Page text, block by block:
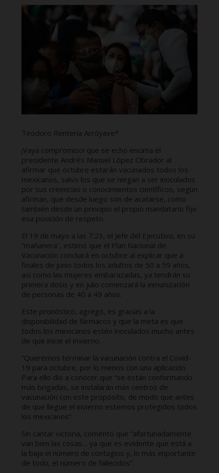
Teodoro Rentería Arróyave*
¡Vaya compromiso! que se echó encima el
presidente Andrés Manuel López Obrador al
afirmar que octubre estarán vacunados todos los
mexicanos, salvo los que se niegan a ser inoculados
por sus creencias o conocimientos científicos, según
afirman, que desde luego son de acatarse, como
también desde un principio el propio mandatario fijo
esa posición de respeto.
El 19 de mayo a las 7:23, el Jefe del Ejecutivo, en su
“mañanera”, estimó que el Plan Nacional de
Vacunación concluirá en octubre al explicar que a
finales de junio todos los adultos de 50 a 59 años,
así como las mujeres embarazadas, ya tendrán su
primera dosis y en julio comenzará la inmunización
de personas de 40 a 49 años.
Este pronóstico, agregó, es gracias a la
disponibilidad de fármacos y que la meta es que
todos los mexicanos estén inoculados mucho antes
de que inicie el invierno.
“Queremos terminar la vacunación contra el Covid-
19 para octubre, por lo menos con una aplicación.
Para ello dio a conocer que “se están conformando
más brigadas, se instalarán más centros de
vacunación con este propósito, de modo que antes
de que llegue el invierno estemos protegidos todos
los mexicanos”.
Sin cantar victoria, comentó que “afortunadamente
van bien las cosas… ya que es evidente que está a
la baja el número de contagios y, lo más importante
de todo, el número de fallecidos”.